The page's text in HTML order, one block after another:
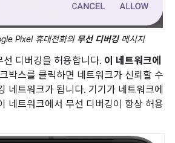
Pixel 휴대전화의 무선 디버깅메시지
선 디버깅을 허용합니다. 이 네트워크에
박스를 클릭하면 네트워크가 신뢰할 수
네트워크가 됩니다. 기기가 네트워크에
네트워크에서 무선 디버깅이 항상 허용